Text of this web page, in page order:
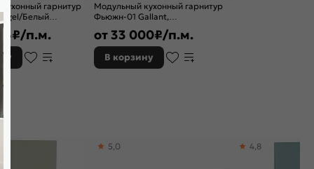
кухонный гарнитур
Белый
₽/п.м.
Модульный кухонный гарнитур
Фьюжн-01 Gallant,
Anthracite/Graphite
2340x2300x600
от 33 000₽/п.м.
В корзину
5,0 4,8